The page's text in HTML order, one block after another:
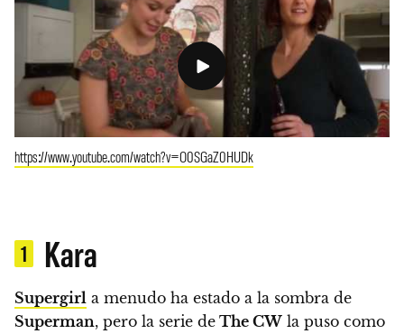
https://www.youtube.com/watch?v=O0SGaZ0HUDk
1 Kara
Supergirl a menudo ha estado a la sombra de
Superman, pero la serie de The CW la puso como